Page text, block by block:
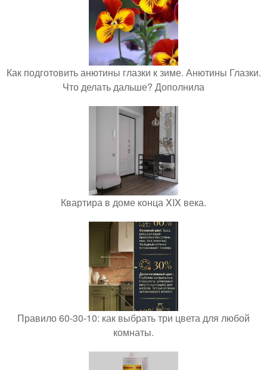
Как подготовить анютины глазки к зиме. Анютины Глазки.
Что делать дальше? Дополнила
Квартира в доме конца XIX века.
Правило 60-30-10: как выбрать три цвета для любой
комнаты.